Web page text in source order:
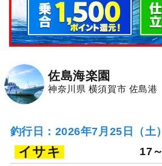
佐島海楽園
神奈川県 横須賀市 佐島港
釣行日：2026年7月25日（土
イサキ 17